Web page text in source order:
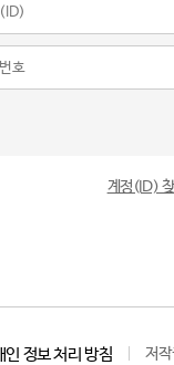
계정(ID)
인 정보 처리 방침 저